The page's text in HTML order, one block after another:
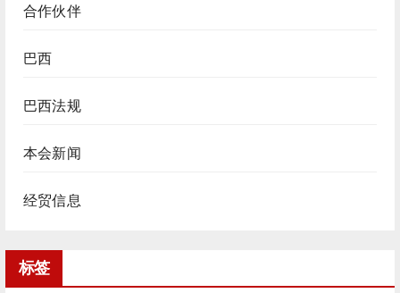
合作伙伴
巴西
巴西法规
本会新闻
经贸信息
标签